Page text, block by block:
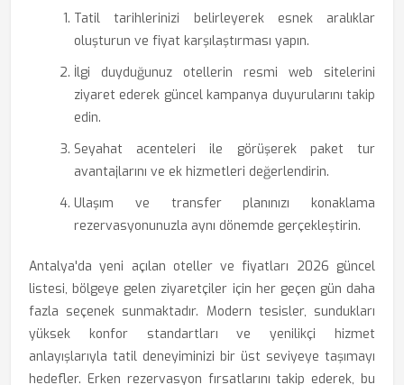
Tatil tarihlerinizi belirleyerek esnek aralıklar
oluşturun ve fiyat karşılaştırması yapın.
İlgi duyduğunuz otellerin resmi web sitelerini
ziyaret ederek güncel kampanya duyurularını takip
edin.
Seyahat acenteleri ile görüşerek paket tur
avantajlarını ve ek hizmetleri değerlendirin.
Ulaşım ve transfer planınızı konaklama
rezervasyonunuzla aynı dönemde gerçekleştirin.
Antalya'da yeni açılan oteller ve fiyatları 2026 güncel
listesi, bölgeye gelen ziyaretçiler için her geçen gün daha
fazla seçenek sunmaktadır. Modern tesisler, sundukları
yüksek konfor standartları ve yenilikçi hizmet
anlayışlarıyla tatil deneyiminizi bir üst seviyeye taşımayı
hedefler. Erken rezervasyon fırsatlarını takip ederek, bu